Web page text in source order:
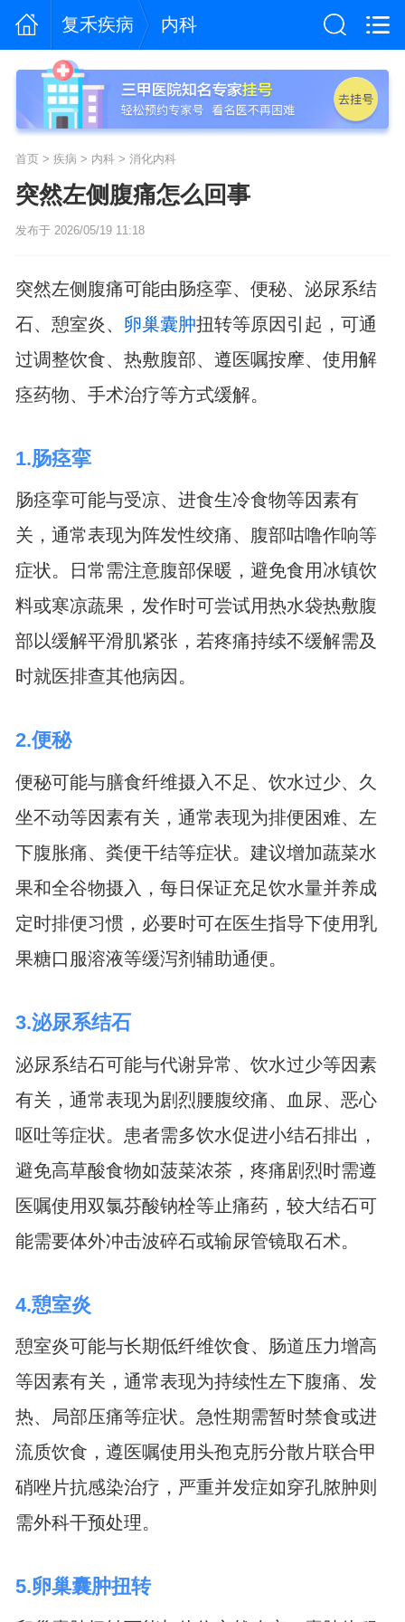
复禾疾病 内科
首页> 疾病 > 内科> 消化内科
突然左侧腹痛怎么回事
发布于 2026/05/19 11:18
突然左侧腹痛可能由肠痉挛、便秘、泌尿系结
石、憩室炎、 卵巢囊肿扭转等原因引起，可通
过调整饮食、热敷腹部、遵医嘱按摩、使用解
痉药物、手术治疗等方式缓解。
1.肠痉挛
肠痉挛可能与受凉、进食生冷食物等因素有
关，通常表现为阵发性绞痛、腹部咕噜作响等
症状。日常需注意腹部保暖，避免食用冰镇饮
料或寒凉蔬果，发作时可尝试用热水袋热敷腹
部以缓解平滑肌紧张，若疼痛持续不缓解需及
时就医排查其他病因。
2.便秘
便秘可能与膳食纤维摄入不足、饮水过少、久
坐不动等因素有关，通常表现为排便困难、左
下腹胀痛、粪便干结等症状。建议增加蔬菜水
果和全谷物摄入，每日保证充足饮水量并养成
定时排便习惯，必要时可在医生指导下使用乳
果糖口服溶液等缓泻剂辅助通便。
3.泌尿系结石
泌尿系结石可能与代谢异常、饮水过少等因素
有关，通常表现为剧烈腰腹绞痛、血尿、恶心
呕吐等症状。患者需多饮水促进小结石排出，
避免高草酸食物如菠菜浓茶，疼痛剧烈时需遵
医嘱使用双氯芬酸钠栓等止痛药，较大结石可
能需要体外冲击波碎石或输尿管镜取石术。
4.憩室炎
憩室炎可能与长期低纤维饮食、肠道压力增高
等因素有关，通常表现为持续性左下腹痛、发
热、局部压痛等症状。急性期需暂时禁食或进
流质饮食，遵医嘱使用头孢克肟分散片联合甲
硝唑片抗感染治疗，严重并发症如穿孔脓肿则
需外科干预处理。
5.卵巢囊肿扭转